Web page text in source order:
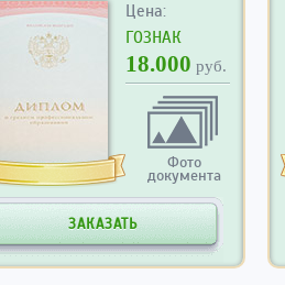
Цена:
ГОЗНАК
18.000 руб.
Фото
документа
ЗАКАЗАТЬ